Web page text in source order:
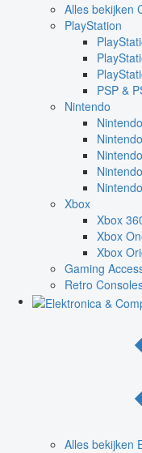
Alles bekijken
PlayStation
PSP &
Nintendo
Xbox
Xbox
Xbox
Xbox
Gaming
Retro
Alles bekijken